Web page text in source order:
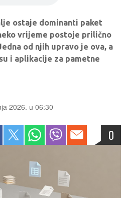
ostaje dominanti paket
vrijeme postoje prilično
od njih upravo je ova, a
i aplikacije za pametne
2026. u 06:30
0